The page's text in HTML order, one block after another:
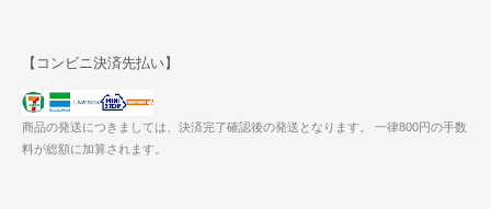
【コンビニ決済先払い】
商品の発送につきましては、決済完了確認後の発送となります。 一律800円の手数
料が総額に加算されます。